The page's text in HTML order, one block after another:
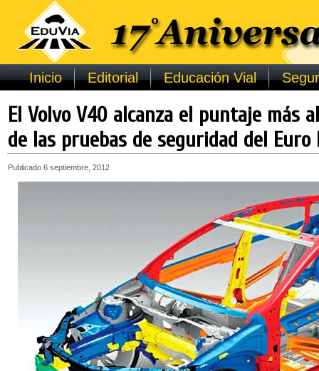
Inicio Editorial Educación Vial
El Volvo V40 alcanza el puntaje más
de las pruebas de seguridad del Euro
Publicado 6 septiembre, 2012